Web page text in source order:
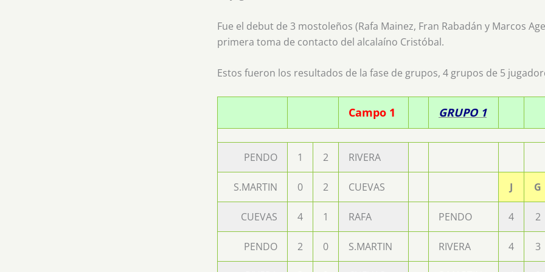
Fue el debut de 3 mostoleños (Rafa Mainez, Fran Rabadán y Marcos
primera toma de contacto del alcalaíno Cristóbal.
Estos fueron los resultados de la fase de grupos, 4 grupos de 5
Campo 1 GRUPO 1
PENDO 1 2 RIVERA
S.MARTIN 0 2 CUEVAS J G
CUEVAS 4 1 RAFA PENDO 4 2
PENDO 2 0 S.MARTIN RIVERA 4 3